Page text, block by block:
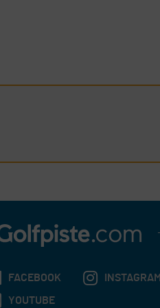
FACEBOOK INSTAGRAM
YOUTUBE